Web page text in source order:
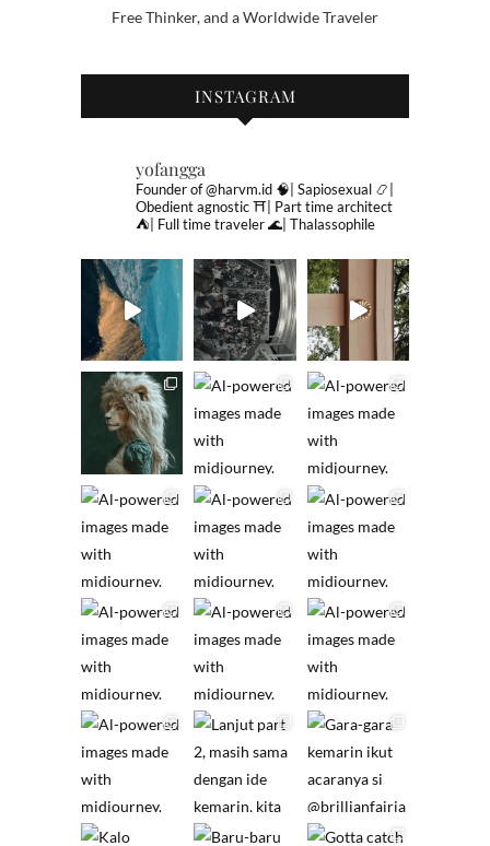
Free Thinker, and a Worldwide Traveler
INSTAGRAM
yofangga
Founder of @harvm.id 🧠| Sapiosexual 📿|
Obedient agnostic⛩| Part time architect
⛺️| Full time traveler🌊| Thalassophile